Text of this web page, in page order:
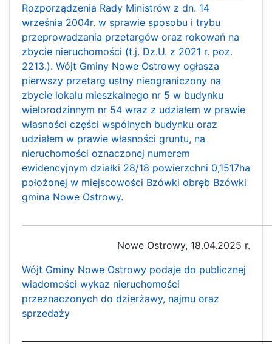
Rozporządzenia Rady Ministrów z dn. 14
września 2004r. w sprawie sposobu i trybu
przeprowadzania przetargów oraz rokowań na
zbycie nieruchomości (t.j. Dz.U. z 2021 r. poz.
2213.). Wójt Gminy Nowe Ostrowy ogłasza
pierwszy przetarg ustny nieograniczony na
zbycie lokalu mieszkalnego nr 5 w budynku
wielorodzinnym nr 54 wraz z udziałem w prawie
własności części wspólnych budynku oraz
udziałem w prawie własności gruntu, na
nieruchomości oznaczonej numerem
ewidencyjnym działki 28/18 powierzchni 0,1517ha
położonej w miejscowości Bzówki obręb Bzówki
gmina Nowe Ostrowy.
Nowe Ostrowy, 18.04.2025 r.
Wójt Gminy Nowe Ostrowy podaje do publicznej
wiadomości wykaz nieruchomości
przeznaczonych do dzierżawy, najmu oraz
sprzedaży